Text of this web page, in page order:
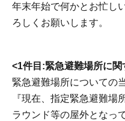
年末年始で何かとお忙し
ろしくお願いします。
<1件目:緊急避難場所に
緊急避難場所についての
『現在、指定緊急避難場
ラウンド等の屋外となっ